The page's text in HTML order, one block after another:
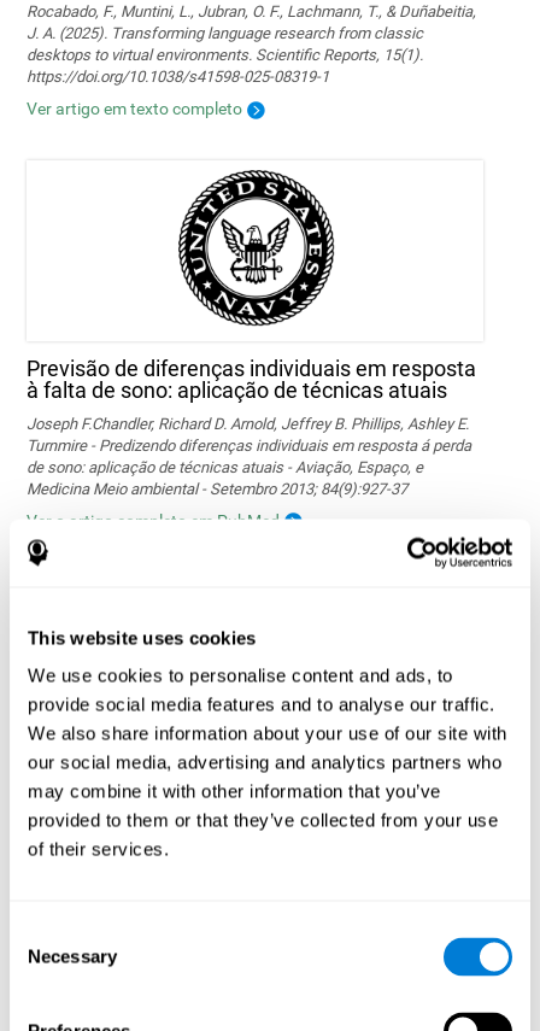
This website uses cookies
We use cookies to personalise content and ads, to
provide social media features and to analyse our traffic.
We also share information about your use of our site with
our social media, advertising and analytics partners who
may combine it with other information that you’ve
provided to them or that they’ve collected from your use
of their services.
Selection
Necessary
Rocabado, F., Muntini, L., Jubran, O. F., Lachmann, T., & Duñabeitia,
J. A. (2025). Transforming language research from classic
desktops to virtual environments. Scientific Reports, 15(1).
https://doi.org/10.1038/s41598-025-08319-1
Ver artigo em texto completo
Previsão de diferenças individuais em resposta
à falta de sono: aplicação de técnicas atuais
Joseph F.Chandler, Richard D. Arnold, Jeffrey B. Phillips, Ashley E.
Turnmire - Predizendo diferenças individuais em resposta á perda
de sono: aplicação de técnicas atuais - Aviação, Espaço, e
Medicina Meio ambiental - Setembro 2013; 84(9):927-37
Ver o artigo completo em PubMed
A influência dos hábitos saudáveis nas funções
cognitivas em um grupo de pacientes em
hemodiálise
Olczyk, P., Jerzak, P., Letachowicz, K., Gołębiowski, T., Krajewska,
M., & Kusztal, M. (2023). The Influence of Healthy Habits on
Cognitive Functions in a Group of Hemodialysis Patients. Journal
Of Clinical Medicine, 12(5), 2042.